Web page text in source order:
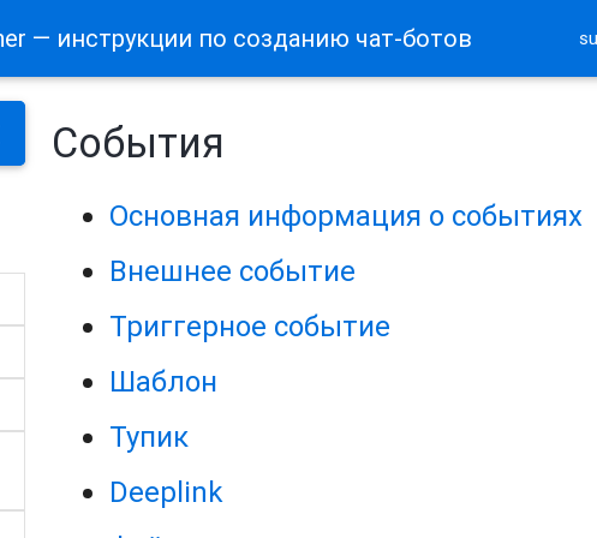
— инструкции по созданию чат-ботов
События
Основная информация о событиях
Внешнее событие
Триггерное событие
Шаблон
Тупик
Deeplink